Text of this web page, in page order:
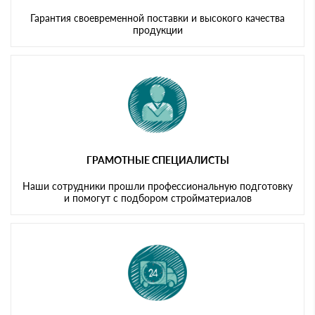
Гарантия своевременной поставки и высокого качества
продукции
ГРАМОТНЫЕ СПЕЦИАЛИСТЫ
Наши сотрудники прошли профессиональную подготовку
и помогут с подбором стройматериалов